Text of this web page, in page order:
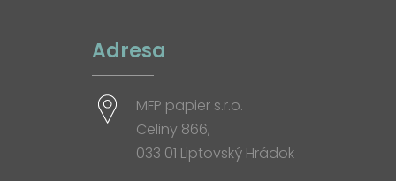
Adresa
MFP papier s.r.o.
Celiny 866,
033 01 Liptovský Hrádok